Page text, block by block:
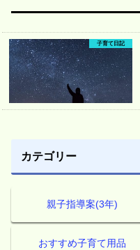
子育て日記
カテゴリー
親子指導案(3年)
おすすめ子育て用品